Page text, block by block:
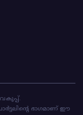
വകുപ്പ്.
ഭാഗമാണ് ഈ